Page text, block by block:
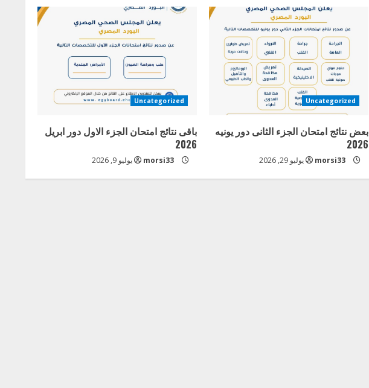
Uncategorized
بعض نتائج امتحان الجزء الثانى دور يونيه
2026
morsi33 يوليو 29, 2026
Uncategorized
باقى نتائج امتحان الجزء الاول دور ابريل
2026
morsi33 يوليو 9, 2026